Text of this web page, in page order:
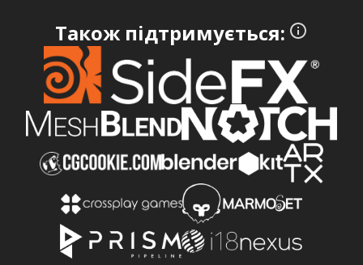
Також підтримується: